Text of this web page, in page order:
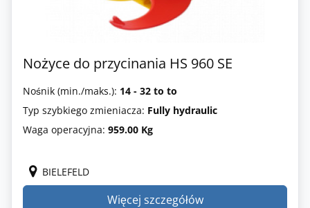
Nożyce do przycinania HS 960 SE
Nośnik (min./maks.): 14 - 32 to to
Typ szybkiego zmieniacza: Fully hydraulic
Waga operacyjna: 959.00 Kg
BIELEFELD
Więcej szczegółów